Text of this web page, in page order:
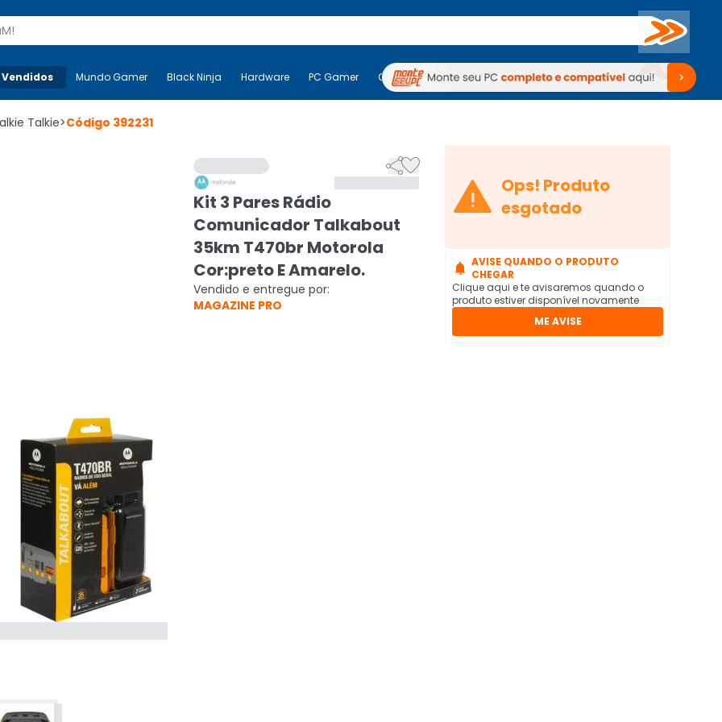
Buscar
Mais-v- Mundo Gamer Black Ninja Hardware PC Gamer Computadores Periféricos TV Venda no KaBuM!
Mundo Gamer Black Ninja Hardware PC Gamer Computadores Periféricos TV Venda no KaBuM!
Talkie>Código 392231

Kit 3 Pares Rádio
Comunicador Talkabout
35km T470br Motorola
Cor:preto E Amarelo.
Vendido e entregue por:
MAGAZINE PRO
 Ops! Produto
esgotado
 AVISE QUANDO O PRODUTO
CHEGAR
Clique aqui e te avisaremos quando o
produto estiver disponível novamente
ME AVISE